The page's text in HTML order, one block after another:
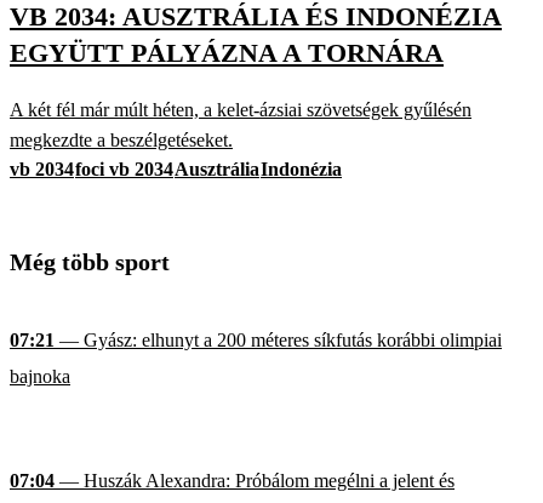
VB 2034: AUSZTRÁLIA ÉS INDONÉZIA
EGYÜTT PÁLYÁZNA A TORNÁRA
A két fél már múlt héten, a kelet-ázsiai szövetségek gyűlésén
megkezdte a beszélgetéseket.
vb 2034foci vb 2034AusztráliaIndonézia
Még több sport
07:21 — Gyász: elhunyt a 200 méteres síkfutás korábbi olimpiai
bajnoka
07:04 — Huszák Alexandra: Próbálom megélni a jelent és